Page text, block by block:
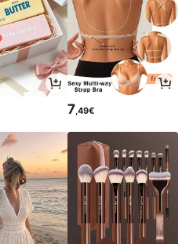
7,49€